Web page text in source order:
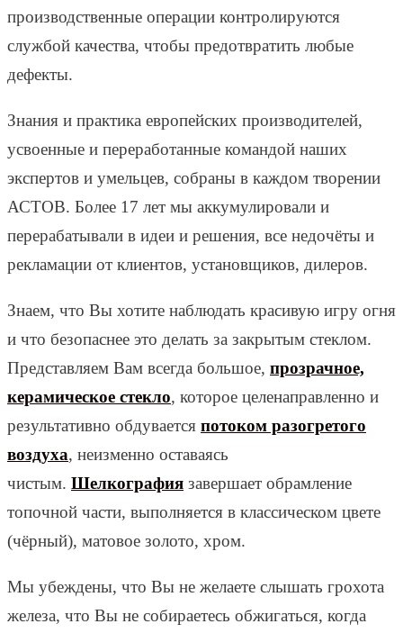
производственные операции контролируются
службой качества, чтобы предотвратить любые
дефекты.
Знания и практика европейских производителей,
усвоенные и переработанные командой наших
экспертов и умельцев, собраны в каждом творении
АСТОВ. Более 17 лет мы аккумулировали и
перерабатывали в идеи и решения, все недочёты и
рекламации от клиентов, установщиков, дилеров.
Знаем, что Вы хотите наблюдать красивую игру огня
и что безопаснее это делать за закрытым стеклом.
Представляем Вам всегда большое, прозрачное,
керамическое стекло, которое целенаправленно и
результативно обдувается потоком разогретого
воздуха, неизменно оставаясь
чистым. Шелкография завершает обрамление
топочной части, выполняется в классическом цвете
(чёрный), матовое золото, хром.
Мы убеждены, что Вы не желаете слышать грохота
железа, что Вы не собираетесь обжигаться, когда